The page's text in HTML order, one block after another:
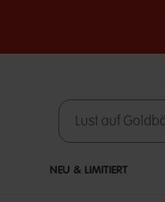
NEU & LIMITIERT